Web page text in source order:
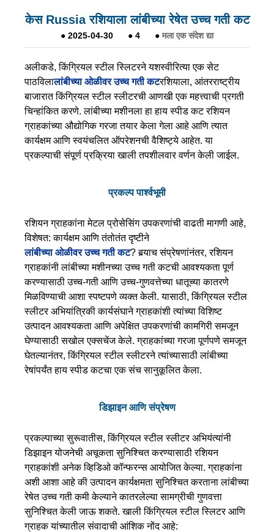
केस Russia रशियाला लांबीच्या रेषेत उच्च गती कट
● 2025-04-30 ● 4 ● मला एक संदेश द्या
अलीकडे, किंग्रियल स्टील स्लिटरने यशस्वीरित्या एक सेट
पाठविलालांबीच्या ओळीवर उच्च गती कटरशियाला, आंतरराष्ट्रीय
बाजारात किंग्रियल स्टील स्लीटरची आणखी एक महत्त्वाची प्रगती
चिन्हांकित करणे. लांबीच्या मशीनला हा हाय स्पीड कट रशियन
ग्राहकांच्या औद्योगिक गरजा तयार केला गेला आहे आणि त्यात
कार्यक्षम आणि स्वयंचलित ऑपरेशनची वैशिष्ट्ये आहेत. या
प्रकल्पाची संपूर्ण प्रक्रिया खाली तपशीलवार वर्णन केली जाईल.
प्रकल्प पार्श्वभूमी
रशियन ग्राहकांना मेटल प्रोसेसिंग उपकरणांची वाढती मागणी आहे,
विशेषत: कार्यक्षम आणि तंतोतंत दृष्टीने
लांबीच्या ओळीवर उच्च गती कट? बर्‍याच संप्रेषणांनंतर, रशियन
ग्राहकांनी लांबीच्या मशीनच्या उच्च गती कटची आवश्यकता पूर्ण
करण्यासाठी उच्च-गती आणि उच्च-गुणवत्तेच्या धातूच्या कातरणे
मिळविण्याची आशा स्पष्टपणे व्यक्त केली. यासाठी, किंग्रियल स्टील
स्लीटर अभियांत्रिकी कार्यसंघाने ग्राहकांशी त्यांच्या विशिष्ट
उत्पादन आवश्यकता आणि अपेक्षित उपकरणांची कामगिरी समजून
घेण्यासाठी सखोल एक्सचेंज केले. ग्राहकांच्या गरजा पूर्णपणे समजून
घेतल्यानंतर, किंग्रियल स्टील स्लीटरने त्यांच्यासाठी लांबीच्या
रेषांपर्यंत हाय स्पीड कटचा एक संच सानुकूलित केला.
डिझाइन आणि संप्रेषण
प्रकल्पाच्या सुरूवातीस, किंग्रियल स्टील स्लीटर अभियंत्यांनी
डिझाइन योजनेची अचूकता सुनिश्चित करण्यासाठी रशियन
ग्राहकांशी अनेक व्हिडिओ कॉन्फरन्स आयोजित केल्या. ग्राहकांना
अशी आशा आहे की उत्पादन कार्यक्षमता सुनिश्चित करताना लांबीच्या
रेषेत उच्च गती कमी केल्याने कातरलेल्या सामग्रीची गुणवत्ता
सुनिश्चित केली जाऊ शकते. खाली किंग्रियल स्टील स्लिटर आणि
ग्राहक यांच्यातील संवादाची आंशिक नोंद आहे: